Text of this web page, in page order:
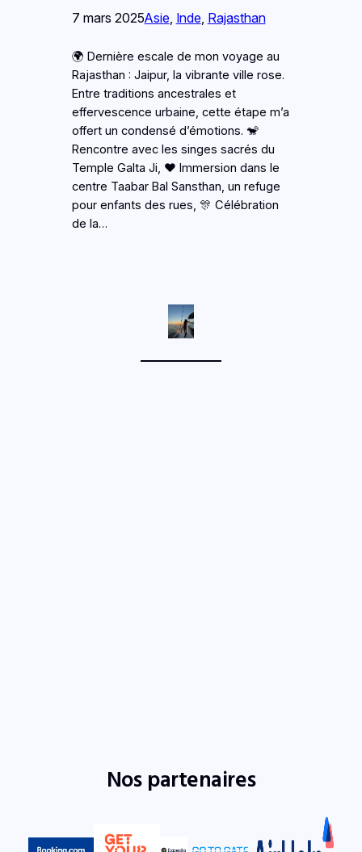
7 mars 2025Asie, Inde, Rajasthan
🌍 Dernière escale de mon voyage au
Rajasthan : Jaipur, la vibrante ville rose.
Entre traditions ancestrales et
effervescence urbaine, cette étape m’a
offert un condensé d’émotions. 🐒
Rencontre avec les singes sacrés du
Temple Galta Ji, ❤️ Immersion dans le
centre Taabar Bal Sansthan, un refuge
pour enfants des rues, 🎊 Célébration
de la…
Nos partenaires